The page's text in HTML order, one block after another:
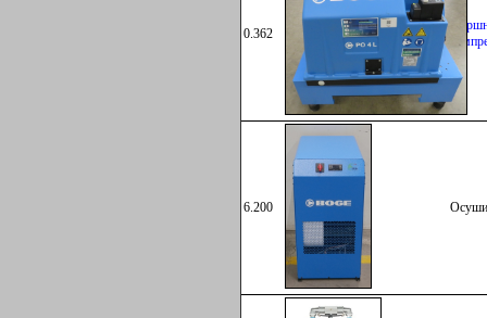
0.362
6.200